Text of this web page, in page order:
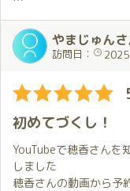
昨年お伺いしたときの
かった…
普段は月に一度ですが
る予定です。
前にも書きましたが、
この日もすべての疲れ
で行くのを実感します
これから何が起こるか
期待とかいろいろふく
そして、ここから先は
ほのかちゃんのおもて
も違って、いつもいい
た！
P.S.鏡の天井に映る自
やまじゅん
訪問日：
初めてづくし！
YouTubeで穂香さんを
しました
穂香さんの動画から予